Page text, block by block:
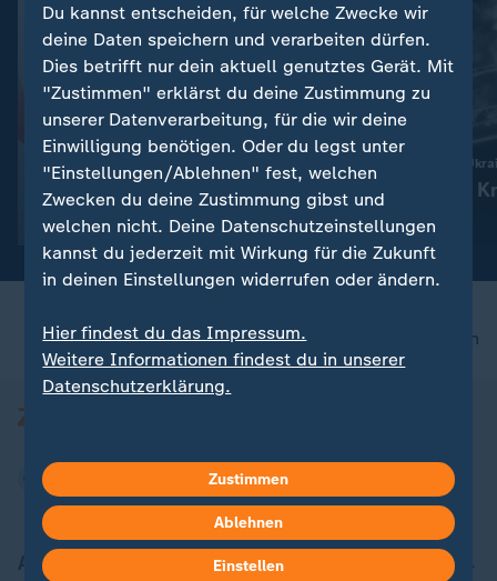
Schweizerin macht Schluss
Alpin-Olympiasiegerin Gut-
Behrami beendet Karriere
Russland greift die
Aktuelles zum
Ukraine
nach oben
Aktuell bei ZDFheute
Du kannst entscheiden, für welche Zwecke wir
deine Daten speichern und verarbeiten dürfen.
Dies betrifft nur dein aktuell genutztes Gerät. Mit
"Zustimmen" erklärst du deine Zustimmung zu
unserer Datenverarbeitung, für die wir deine
Einwilligung benötigen. Oder du legst unter
"Einstellungen/Ablehnen" fest, welchen
Zwecken du deine Zustimmung gibst und
welchen nicht. Deine Datenschutzeinstellungen
kannst du jederzeit mit Wirkung für die Zukunft
in deinen Einstellungen widerrufen oder ändern.
Hier findest du das Impressum.
Weitere Informationen findest du in unserer
Datenschutzerklärung.
Zustimmen
Ablehnen
Einstellen